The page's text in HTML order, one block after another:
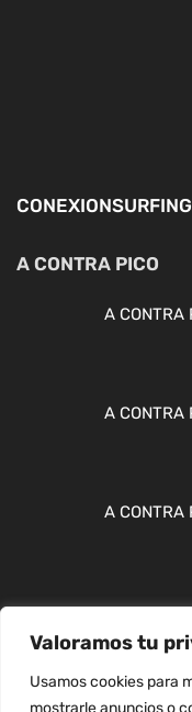
Valoramos tu
Usamos cookies para
mostrarle anuncios o
A CONTRA PICO
A CONTRA
A CONTRA
A CONTRA